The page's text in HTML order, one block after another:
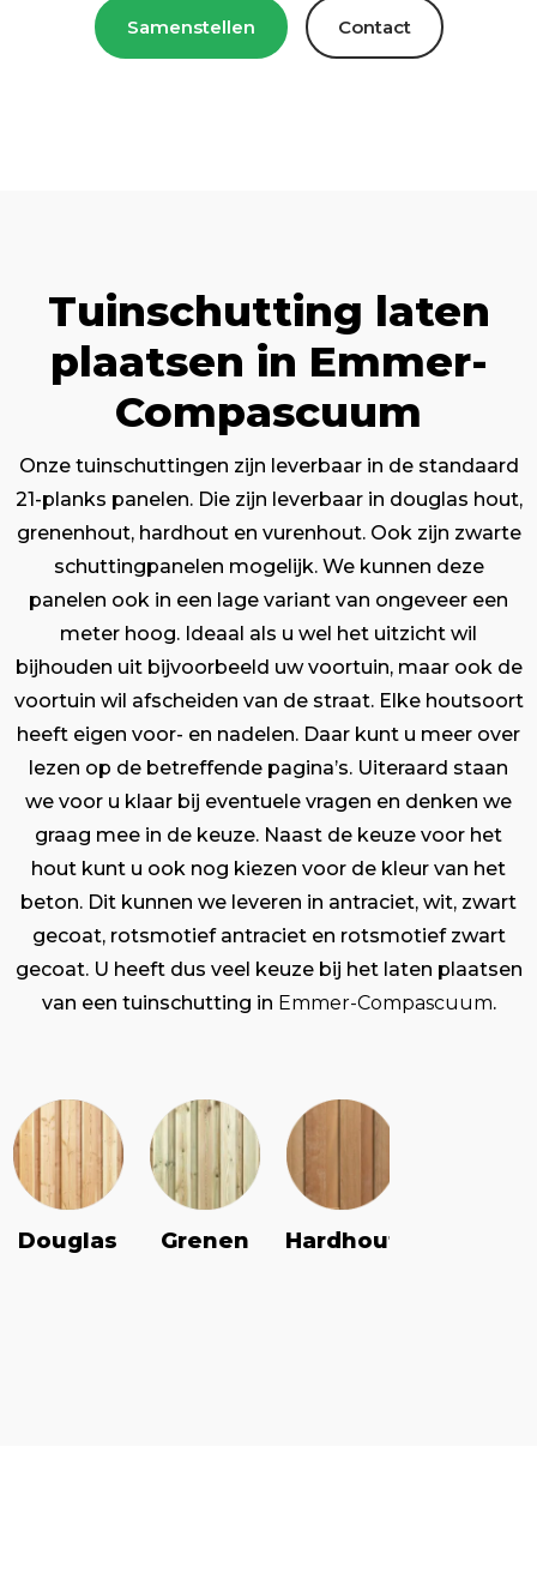
Samenstellen Contact
Tuinschutting laten
plaatsen in Emmer-
Compascuum
Onze tuinschuttingen zijn leverbaar in de standaard
21-planks panelen. Die zijn leverbaar in douglas hout,
grenenhout, hardhout en vurenhout. Ook zijn zwarte
schuttingpanelen mogelijk. We kunnen deze
panelen ook in een lage variant van ongeveer een
meter hoog. Ideaal als u wel het uitzicht wil
bijhouden uit bijvoorbeeld uw voortuin, maar ook de
voortuin wil afscheiden van de straat. Elke houtsoort
heeft eigen voor- en nadelen. Daar kunt u meer over
lezen op de betreffende pagina’s. Uiteraard staan
we voor u klaar bij eventuele vragen en denken we
graag mee in de keuze. Naast de keuze voor het
hout kunt u ook nog kiezen voor de kleur van het
beton. Dit kunnen we leveren in antraciet, wit, zwart
gecoat, rotsmotief antraciet en rotsmotief zwart
gecoat. U heeft dus veel keuze bij het laten plaatsen
van een tuinschutting in Emmer-Compascuum.
Douglas Grenen Hardhout